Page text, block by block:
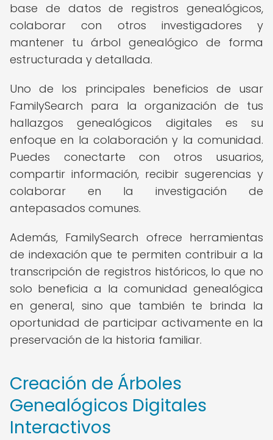
base de datos de registros genealógicos,
colaborar con otros investigadores y
mantener tu árbol genealógico de forma
estructurada y detallada.
Uno de los principales beneficios de usar
FamilySearch para la organización de tus
hallazgos genealógicos digitales es su
enfoque en la colaboración y la comunidad.
Puedes conectarte con otros usuarios,
compartir información, recibir sugerencias y
colaborar en la investigación de
antepasados comunes.
Además, FamilySearch ofrece herramientas
de indexación que te permiten contribuir a la
transcripción de registros históricos, lo que no
solo beneficia a la comunidad genealógica
en general, sino que también te brinda la
oportunidad de participar activamente en la
preservación de la historia familiar.
Creación de Árboles
Genealógicos Digitales
Interactivos